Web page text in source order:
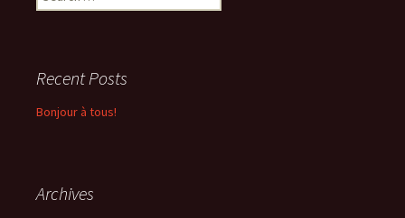
for:
Recent Posts
Bonjour à tous!
Archives